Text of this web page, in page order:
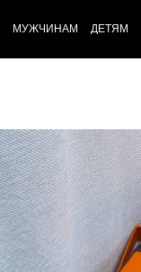
МУЖЧИНАМ ДЕТЯМ